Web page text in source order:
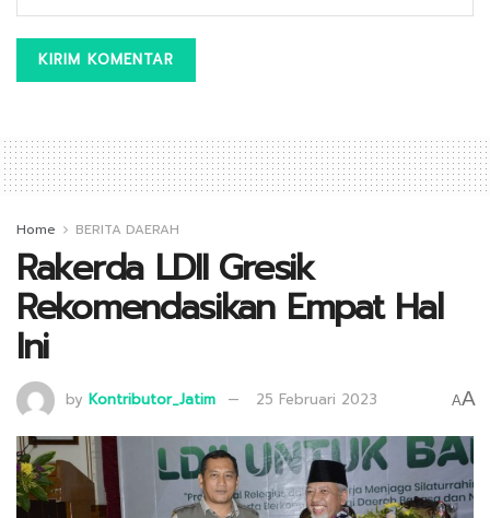
Home BERITA DAERAH
Rakerda LDII Gresik
Rekomendasikan Empat Hal
Ini
by Kontributor_Jatim 25 Februari 2023 AA